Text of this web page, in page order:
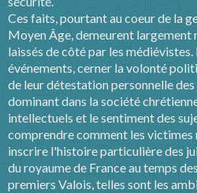
Ces faits, pourtant au coeur de la
Moyen Âge, demeurent largement
laissés de côté par les
événements, cerner la volonté
de leur détestation personnelle
dominant dans la société
intellectuels et le sentiment des
comprendre comment les
inscrire l'histoire particulière des
du royaume de France au temps
premiers Valois, telles sont les